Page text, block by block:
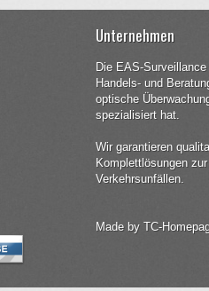
Unternehmen
Die EAS-
Handels- und
optische
spezialisiert hat.
Wir garantieren
Komplettlösungen
Verkehrsunfällen.
Made by TC-